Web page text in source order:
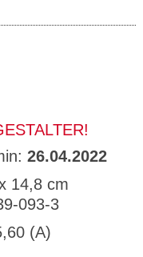
26.04.2022
14,8 cm
093-3
(A)